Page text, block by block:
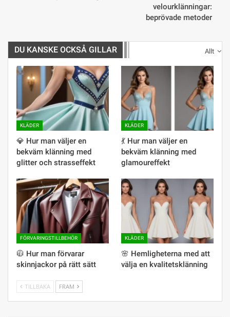
velourklänningar:
beprövade metoder
Allt
DU KANSKE OCKSÅ GILLAR
KLÄDER
💎 Hur man väljer en
bekväm klänning med
glitter och strasseffekt
KLÄDER
💃 Hur man väljer en
bekväm klänning med
glamoureffekt
FÖRVARINGSTILLBEHÖR
🧥 Hur man förvarar
skinnjackor på rätt sätt
KLÄDER
🌸 Hemligheterna med att
välja en kvalitetsklänning
TILLBAKA FRAM